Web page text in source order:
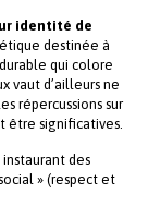
identité de
destinée à
qui colore
vaut d’ailleurs ne
répercussions sur
être significatives.
instaurant des
» (respect et